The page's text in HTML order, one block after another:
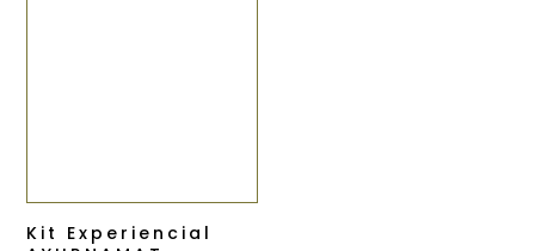
Kit Experiencial